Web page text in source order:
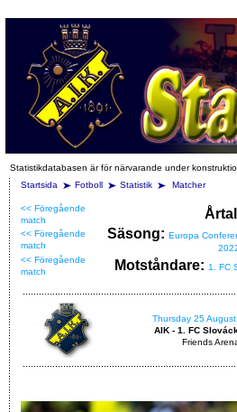
Statistikdatabasen är för närvarande under
Startsida
Fotboll Statistik Matcher
<< Föregående
match
<< Föregående
match
Säsong: Europa
<< Föregående
match
Motståndare: 1. FC
Thursday 25
AIK - 1. FC
Friends